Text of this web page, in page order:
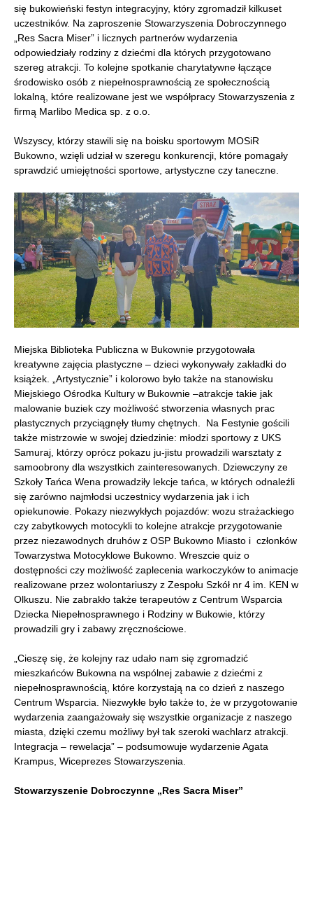
się bukowieński festyn integracyjny, który zgromadził kilkuset
uczestników. Na zaproszenie Stowarzyszenia Dobroczynnego
„Res Sacra Miser” i licznych partnerów wydarzenia
odpowiedziały rodziny z dziećmi dla których przygotowano
szereg atrakcji. To kolejne spotkanie charytatywne łączące
środowisko osób z niepełnosprawnością ze społecznością
lokalną, które realizowane jest we współpracy Stowarzyszenia z
firmą Marlibo Medica sp. z o.o.
Wszyscy, którzy stawili się na boisku sportowym MOSiR
Bukowno, wzięli udział w szeregu konkurencji, które pomagały
sprawdzić umiejętności sportowe, artystyczne czy taneczne.
Miejska Biblioteka Publiczna w Bukownie przygotowała
kreatywne zajęcia plastyczne – dzieci wykonywały zakładki do
książek. „Artystycznie” i kolorowo było także na stanowisku
Miejskiego Ośrodka Kultury w Bukownie –atrakcje takie jak
malowanie buziek czy możliwość stworzenia własnych prac
plastycznych przyciągnęły tłumy chętnych. Na Festynie gościli
także mistrzowie w swojej dziedzinie: młodzi sportowy z UKS
Samuraj, którzy oprócz pokazu ju-jistu prowadzili warsztaty z
samoobrony dla wszystkich zainteresowanych. Dziewczyny ze
Szkoły Tańca Wena prowadziły lekcje tańca, w których odnaleźli
się zarówno najmłodsi uczestnicy wydarzenia jak i ich
opiekunowie. Pokazy niezwykłych pojazdów: wozu strażackiego
czy zabytkowych motocykli to kolejne atrakcje przygotowanie
przez niezawodnych druhów z OSP Bukowno Miasto i członków
Towarzystwa Motocyklowe Bukowno. Wreszcie quiz o
dostępności czy możliwość zaplecenia warkoczyków to animacje
realizowane przez wolontariuszy z Zespołu Szkół nr 4 im. KEN w
Olkuszu. Nie zabrakło także terapeutów z Centrum Wsparcia
Dziecka Niepełnosprawnego i Rodziny w Bukowie, którzy
prowadzili gry i zabawy zręcznościowe.
„Cieszę się, że kolejny raz udało nam się zgromadzić
mieszkańców Bukowna na wspólnej zabawie z dziećmi z
niepełnosprawnością, które korzystają na co dzień z naszego
Centrum Wsparcia. Niezwykłe było także to, że w przygotowanie
wydarzenia zaangażowały się wszystkie organizacje z naszego
miasta, dzięki czemu możliwy był tak szeroki wachlarz atrakcji.
Integracja – rewelacja” – podsumowuje wydarzenie Agata
Krampus, Wiceprezes Stowarzyszenia.
Stowarzyszenie Dobroczynne „Res Sacra Miser”